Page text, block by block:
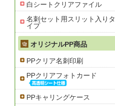
白シートクリアファイル
名刺セット用スリット入りタ
イプ
オリジナルPP商品
PPクリア名刺印刷
PPクリアフォトカード
PPキャリングケース